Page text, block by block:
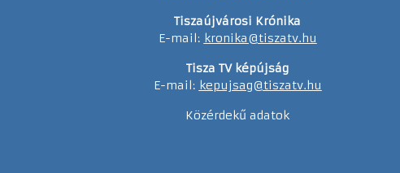
Tiszaújvárosi Krónika
E-mail: kronika@tiszatv.hu
Tisza TV képújság
E-mail: kepujsag@tiszatv.hu
Közérdekű adatok